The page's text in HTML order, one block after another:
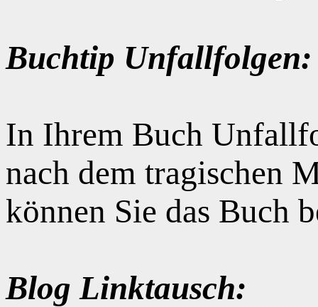
Buchtip Unfallfolgen:
In Ihrem Buch
nach dem tragischen
können Sie das Buch
Blog Linktausch: